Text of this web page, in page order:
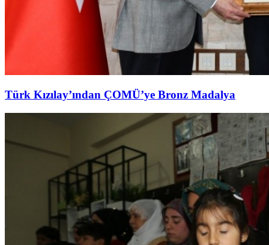
Türk Kızılay’ından ÇOMÜ’ye Bronz Madalya